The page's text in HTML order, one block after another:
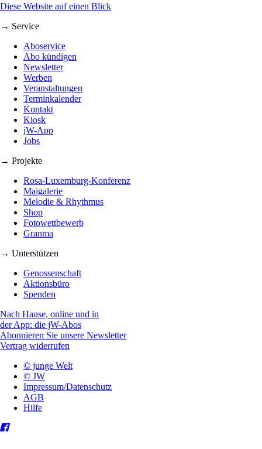
Diese Website auf einen Blick
→ Service
Aboservice
Abo kündigen
Newsletter
Werben
Veranstaltungen
Terminkalender
Kontakt
Kiosk
jW-App
Jobs
→ Projekte
Rosa-Luxemburg-Konferenz
Maigalerie
Melodie & Rhythmus
Shop
Fotowettbewerb
Granma
→ Unterstützen
Genossenschaft
Aktionsbüro
Spenden
Nach Hause, online und in
der App: die jW-Abos
Abonnieren Sie unsere Newsletter
Vertrag widerrufen
© junge Welt
© JW
Impressum/Datenschutz
AGB
Hilfe